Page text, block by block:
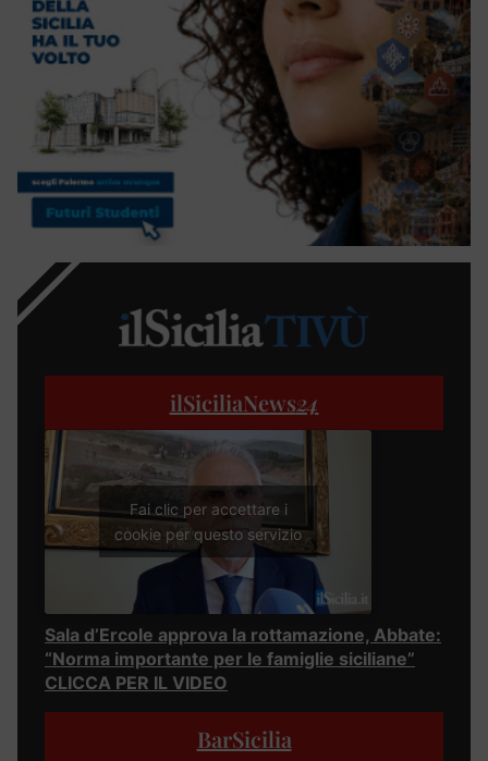
ilSiciliaNews24
Fai clic per accettare i
cookie per questo servizio
Sala d’Ercole approva la rottamazione, Abbate:
“Norma importante per le famiglie siciliane”
CLICCA PER IL VIDEO
BarSicilia